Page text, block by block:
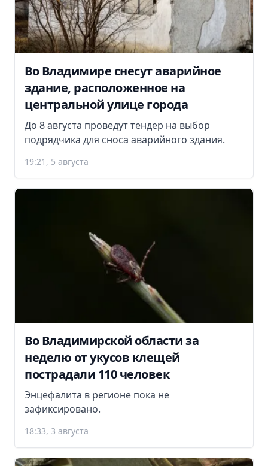
Во Владимире снесут аварийное
здание, расположенное на
центральной улице города
До 8 августа проведут тендер на выбор
подрядчика для сноса аварийного здания.
19:21, 5 августа
Во Владимирской области за
неделю от укусов клещей
пострадали 110 человек
Энцефалита в регионе пока не
зафиксировано.
18:33, 3 августа